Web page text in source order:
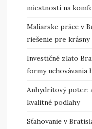
miestnosti na
Maliarske práce v
riešenie pre
Investičné zlato
formy uchovávania
Anhydritový poter:
kvalitné podlahy
Sťahovanie v